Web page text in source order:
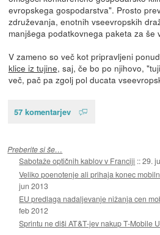
evropskega gospodarstva". Prosto
združevanja, enotnih vseevropskih
manjšega podatkovnega paketa za še
V zameno so več kot pripravljeni
klice iz tujine, saj, če bo po njihovo,
več, pač pa zgolj pol ducata
57 komentarjev
Preberite si še…
Sabotaže optičnih kablov v Franciji ::29.
Veliko poenotenje ali prihaja konec
jun 2013
EU predlaga nadaljevanje nižanja cen
feb 2012
Sprintu ne diši AT&T-jev nakup T-Mobile